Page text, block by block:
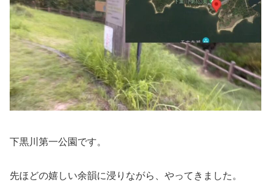
下黒川第一公園です。
先ほどの嬉しい余韻に浸りながら、やってきました。